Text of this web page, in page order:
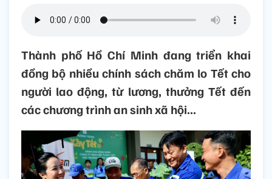
Thành phố Hồ Chí Minh đang triển khai
đồng bộ nhiều chính sách chăm lo Tết cho
người lao động, từ lương, thưởng Tết đến
các chương trình an sinh xã hội...